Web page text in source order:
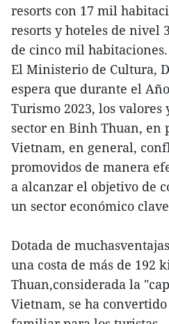
resorts con 17 mil
resorts y hoteles de nivel
de cinco mil habitaciones.
El Ministerio de Cultura,
espera que durante el
Turismo 2023, los
sector en Binh Thuan, en
Vietnam, en general,
promovidos de manera
a alcanzar el objetivo de
un sector económico
Dotada de
una costa de más de 192
Thuan,considerada la
Vietnam, se ha